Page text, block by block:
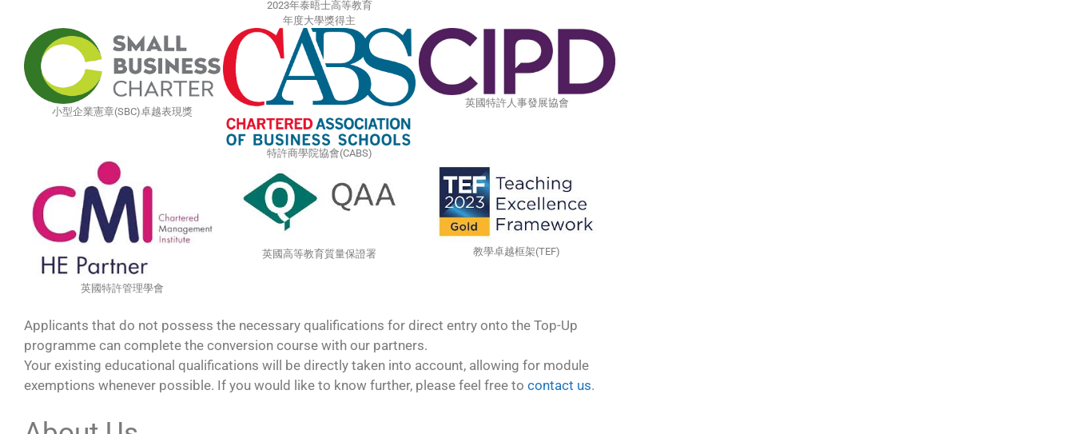
2023年泰晤士高等教育
年度大學獎得主
小型企業憲章(SBC)卓越表現獎
特許商學院協會(CABS)
英國特許人事發展協會
英國特許管理學會
英國高等教育質量保證署 教學卓越框架(TEF)
Applicants that do not possess the necessary qualifications for direct entry onto the Top-Up
programme can complete the conversion course with our partners.
Your existing educational qualifications will be directly taken into account, allowing for module
exemptions whenever possible. If you would like to know further, please feel free to contact us.